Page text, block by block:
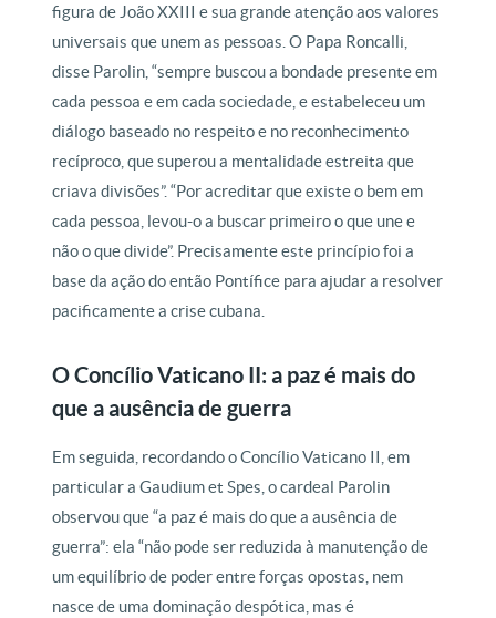
figura de João XXIII e sua grande atenção aos valores
universais que unem as pessoas. O Papa Roncalli,
disse Parolin, “sempre buscou a bondade presente em
cada pessoa e em cada sociedade, e estabeleceu um
diálogo baseado no respeito e no reconhecimento
recíproco, que superou a mentalidade estreita que
criava divisões”. “Por acreditar que existe o bem em
cada pessoa, levou-o a buscar primeiro o que une e
não o que divide”. Precisamente este princípio foi a
base da ação do então Pontífice para ajudar a resolver
pacificamente a crise cubana.
O Concílio Vaticano II: a paz é mais do
que a ausência de guerra
Em seguida, recordando o Concílio Vaticano II, em
particular a Gaudium et Spes, o cardeal Parolin
observou que “a paz é mais do que a ausência de
guerra”: ela “não pode ser reduzida à manutenção de
um equilíbrio de poder entre forças opostas, nem
nasce de uma dominação despótica, mas é